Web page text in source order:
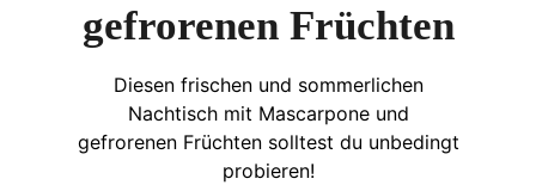
gefrorenen Früchten
Diesen frischen und sommerlichen
Nachtisch mit Mascarpone und
gefrorenen Früchten solltest du unbedingt
probieren!